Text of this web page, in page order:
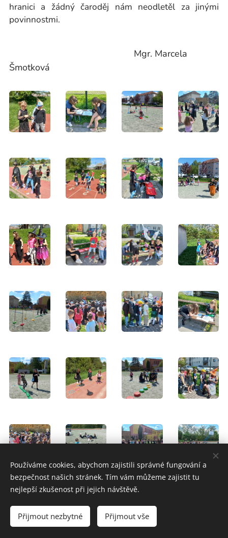
hranici a žádný čaroděj nám neodletěl za jinými
povinnostmi.
Mgr. Marcela
Šmotková
Školní web vytvořil team ZŠ Slavičín
přístupnosti
Používáme cookies, abychom zajistili správné fungování a
bezpečnost našich stránek. Tím vám můžeme zajistit tu
nejlepší zkušenost při jejich návštěvě.
Přijmout nezbytné Přijmout vše